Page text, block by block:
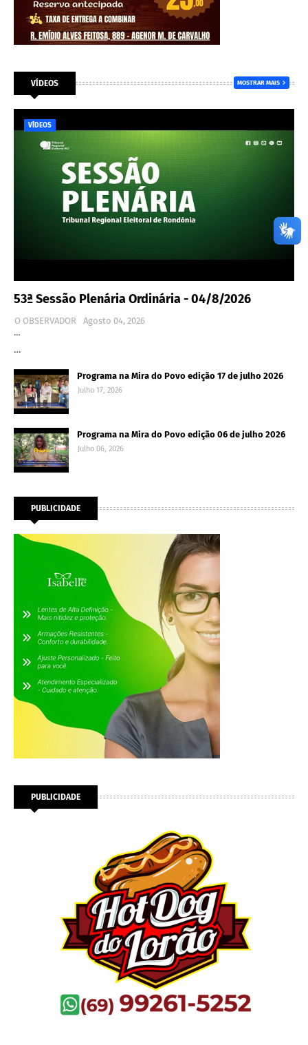
VÍDEOS MOSTRAR MAIS
VÍDEOS
53ª Sessão Plenária Ordinária - 04/8/2026
O OBSERVADOR
Agosto 04, 2026
…
…
Programa na Mira do Povo edição 17 de julho 2026
Julho 17, 2026
Programa na Mira do Povo edição 06 de julho 2026
Julho 06, 2026
PUBLICIDADE
PUBLICIDADE